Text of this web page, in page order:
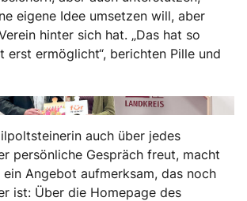
eigene Idee umsetzen will, aber
hinter sich hat. „Das hat so
erst ermöglicht“, berichten Pille und
auch über jedes
persönliche Gespräch freut, macht
Angebot aufmerksam, das noch
ist: Über die Homepage des